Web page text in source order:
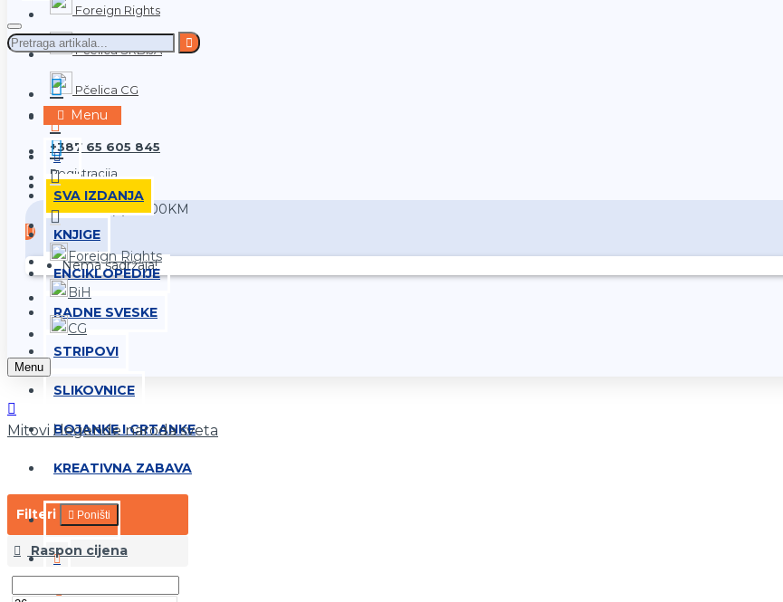
Foreign Rights
Pčelica SRBIJA
Pčelica CG
+387 65 605 845
Prijava
Registracija
0 proizvod(a) - 0,00KM
Nema sadržaja!
Menu
SVA IZDANJA
KNJIGE
ENCIKLOPEDIJE
RADNE SVESKE
STRIPOVI
SLIKOVNICE
BOJANKE I CRTANKE
KREATIVNA ZABAVA
O NAMA
Foreign Rights
BiH
CG
Menu
Mitovi i legende naroda sveta
Filteri Poništi
Raspon cijena